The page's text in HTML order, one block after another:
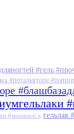
#гель
#потальвтопе
#маникюр x гельлак